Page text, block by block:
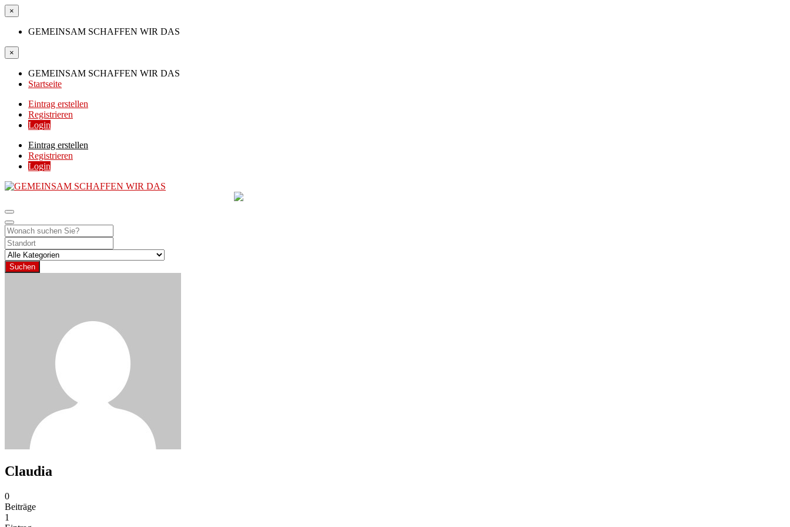
×
GEMEINSAM SCHAFFEN WIR DAS
×
GEMEINSAM SCHAFFEN WIR DAS
Startseite
Eintrag erstellen
Registrieren
Login
Eintrag erstellen
Registrieren
Login
Suchen
Claudia
0
Beiträge
1